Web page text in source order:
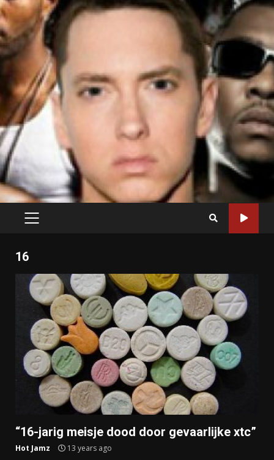
PRIMARY
16
“16-jarig meisje dood door gevaarlijke xtc”
Hot Jamz 13 years ago